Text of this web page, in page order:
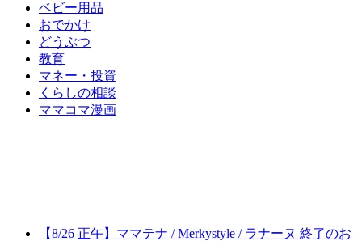
ベビー用品
おでかけ
どうぶつ
教育
マネー・投資
くらしの相談
ママコマ漫画
【8/26 正午】ママテナ / Merkystyle / ラナーヌ 終了のお